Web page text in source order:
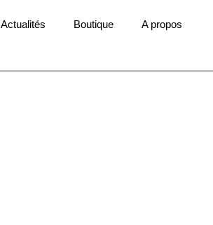
Actualités Boutique A propos